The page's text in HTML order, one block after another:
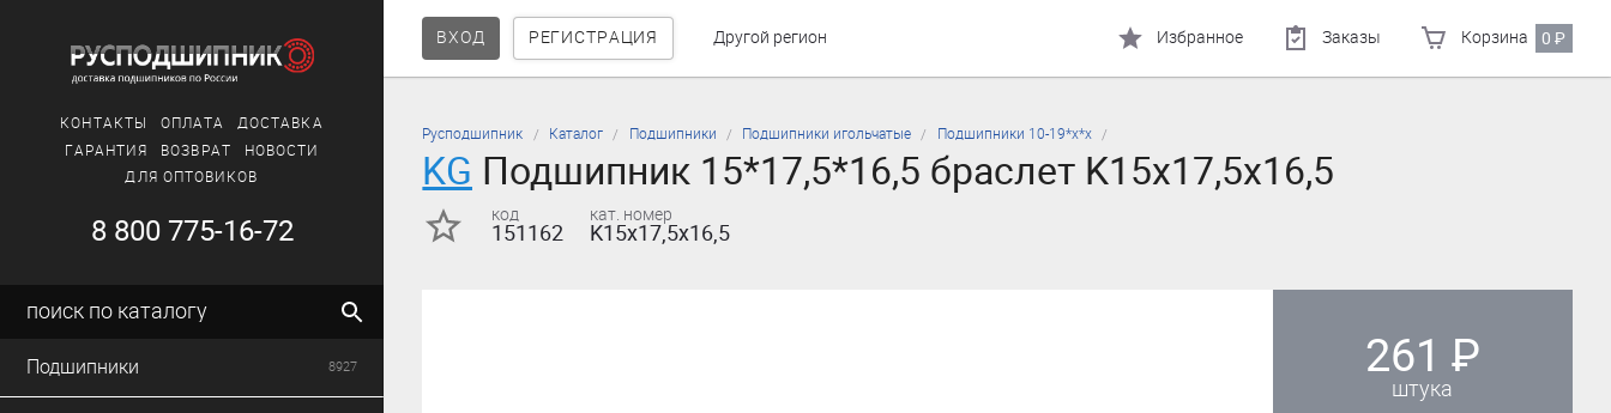
ВХОД РЕГИСТРАЦИЯ Другой регион Избранное Заказы Корзина 0₽
КОНТАКТЫ ОПЛАТА
ДОСТАВКА
ГАРАНТИЯ
ВОЗВРАТ
НОВОСТИ
ДЛЯ ОПТОВИКОВ
8 800 775-16-72
поиск по каталогу
Подшипники 8927
Русподшипник Каталог Подшипники Подшипники игольчатые Подшипники 10-19*х*х
KG Подшипник 15*17,5*16,5 браслет K15x17,5x16,5
код
151162
кат. номер
K15x17,5x16,5
261 ₽
штука